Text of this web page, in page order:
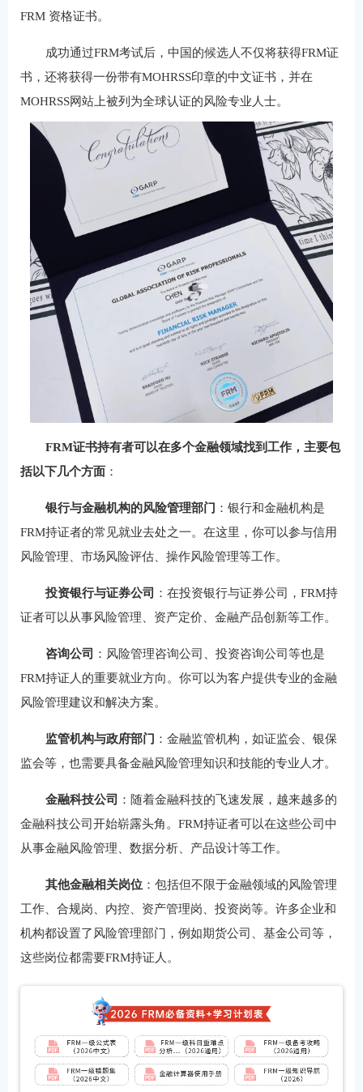
FRM 资格证书。
成功通过FRM考试后，中国的候选人不仅将获得FRM证
书，还将获得一份带有MOHRSS印章的中文证书，并在
MOHRSS网站上被列为全球认证的风险专业人士。
FRM证书持有者可以在多个金融领域找到工作，主要包
括以下几个方面 ‌：
银行与金融机构的风险管理部门 ‌：银行和金融机构是
FRM持证者的常见就业去处之一。在这里，你可以参与信用
风险管理、市场风险评估、操作风险管理等工作。
投资银行与证券公司 ‌：在投资银行与证券公司，FRM持
证者可以从事风险管理、资产定价、金融产品创新等工作。
咨询公司 ‌：风险管理咨询公司、投资咨询公司等也是
FRM持证人的重要就业方向。你可以为客户提供专业的金融
风险管理建议和解决方案‌。
监管机构与政府部门 ‌：金融监管机构，如证监会、银保
监会等，也需要具备金融风险管理知识和技能的专业人才。
金融科技公司 ‌：随着金融科技的飞速发展，越来越多的
金融科技公司开始崭露头角。FRM持证者可以在这些公司中
从事金融风险管理、数据分析、产品设计等工作。
其他金融相关岗位‌：包括但不限于金融领域的风险管理
工作、合规岗、内控、资产管理岗、投资岗等。许多企业和
机构都设置了风险管理部门，例如期货公司、基金公司等，
这些岗位都需要FRM持证人‌。